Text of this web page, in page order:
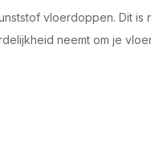
vloerdoppen. Dit is
neemt om je